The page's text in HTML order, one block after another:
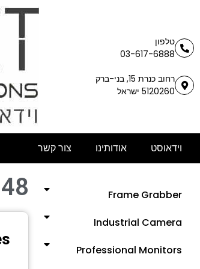
טלפון
03-617-6888
רחוב כנרת 15, בני-ברק
5120260 ישראל
וידאוסט אודותינו צור קשר
Frame Grabber
Industrial Camera
Professional Monitors